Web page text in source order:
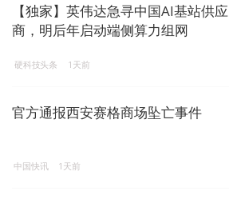
【独家】英伟达急寻中国AI基站供应
商，明后年启动端侧算力组网
硬科技头条 1天前
官方通报西安赛格商场坠亡事件
中国快讯 1天前